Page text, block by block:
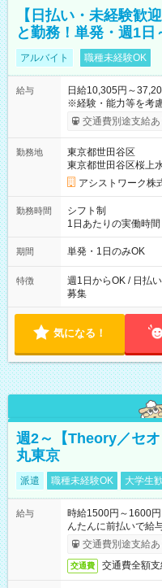
【日払い・未経験歓
と勤務！単発・週1
アルバイト 職種未経験OK
給与
日給10,305円～
※経験・能力等を考慮の
間】試用期間なし
交通費別途支給あ
勤務地
東京都世田谷区
東京都世田谷区桜上
アシストワーク株
勤務時間
シフト制
1日あたりの実働時
勤務 勤務：月・水・金 休み
可能です！ ※1日あたりの最大実働時間は日勤、夜勤共に勤務し
期間 単発・1日のみOK
特徴
週1日からOK / 日払
募集
気になる！
週2～【Theory／セ
丸東京
派遣 職種未経験OK 大学生
給与
時給1500円～1600
んたんに前払いで給
交通費別途支給あ
交通費 交通費全額支